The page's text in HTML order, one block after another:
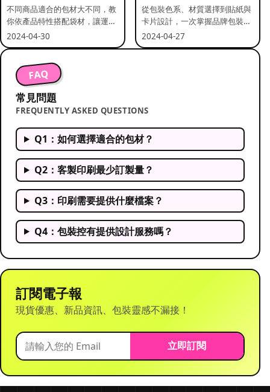
不同商品適合的包材大不同，教
你依產品特性搭配袋材，讓運送
更安全。
2024-04-30
從包裝色系、材質選擇到貼紙與
卡片設計，一次掌握品牌包裝的
關鍵要素。
2024-04-27
FAQ
常見問題
FREQUENTLY ASKED QUESTIONS
Q1：如何選擇適合的包材？
Q2：客製印刷最少訂製量？
Q3：印刷需要提供什麼檔案？
Q4：包裝控有提供設計服務嗎？
訂閱電子報
現貨優惠、新品資訊、包裝靈感不漏接！
立即訂閱